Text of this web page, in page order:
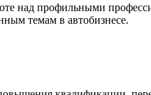
над профильными
темам в автобизнесе.